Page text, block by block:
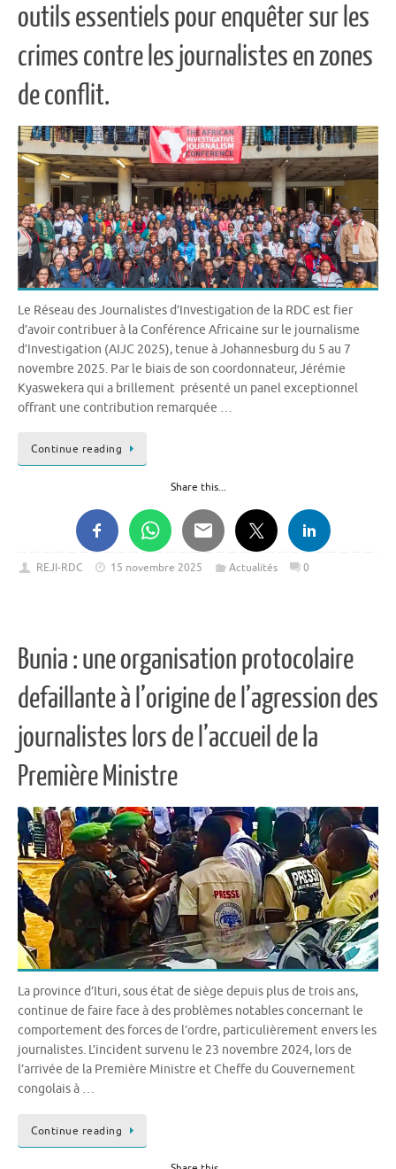
outils essentiels pour enquêter sur les
crimes contre les journalistes en zones
de conflit.
Le Réseau des Journalistes d’Investigation de la RDC est fier
d’avoir contribuer à la Conférence Africaine sur le journalisme
d’Investigation (AIJC 2025), tenue à Johannesburg du 5 au 7
novembre 2025. Par le biais de son coordonnateur, Jérémie
Kyaswekera qui a brillement présenté un panel exceptionnel
offrant une contribution remarquée …
Continue reading
Share this...
REJI-RDC 15 novembre 2025 Actualités 0
Bunia : une organisation protocolaire
defaillante à l’origine de l’agression des
journalistes lors de l’accueil de la
Première Ministre
La province d’Ituri, sous état de siège depuis plus de trois ans,
continue de faire face à des problèmes notables concernant le
comportement des forces de l’ordre, particulièrement envers les
journalistes. L’incident survenu le 23 novembre 2024, lors de
l’arrivée de la Première Ministre et Cheffe du Gouvernement
congolais à …
Continue reading